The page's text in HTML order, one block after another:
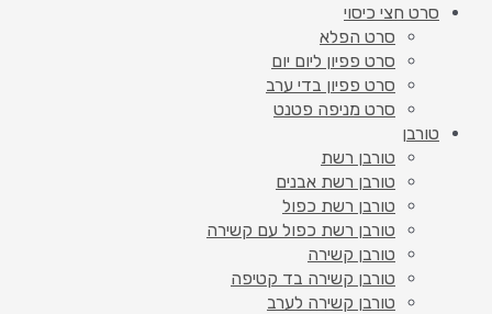
סרט חצי כיסוי
סרט הפלא
סרט פפיון ליום יום
סרט פפיון בדי ערב
סרט מניפה פטנט
טורבן
טורבן רשת
טורבן רשת אבנים
טורבן רשת כפול
טורבן רשת כפול עם קשירה
טורבן קשירה
טורבן קשירה בד קטיפה
טורבן קשירה לערב